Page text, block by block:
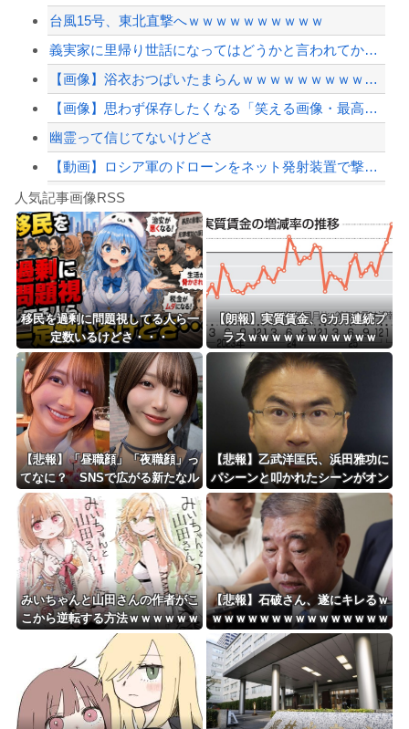
【配信者】「金バエ」のSNS更新が1週間途絶え、様々な憶測が飛び交う。1週間ぶり...
【緊急速報】NYで警官が黒人男性の首を絞め、暴動第二波不可避へ
Powered by livedoor 相互RSS
台風15号、東北直撃へｗｗｗｗｗｗｗｗｗｗ
義実家に里帰り世話になってはどうかと言われてかなり悩んでいる
【画像】浴衣おつぱいたまらんｗｗｗｗｗｗｗｗｗｗｗ
【画像】思わず保存したくなる「笑える画像・最高な画像」貼っていけｗｗｗｗｗ
幽霊って信じてないけどさ
【動画】ロシア軍のドローンをネット発射装置で撃墜するウクライナ。
実況「金メダルをとった萩野には俺さんへの挑戦権を手にしました！」俺「ほう君が萩野...
8/4のニュース
日本旅行キャンセルすべきか…1万年ぶり史上最大級の火山の兆し＝韓国の反応
更新中止のお知らせ
海外「おめでとうタキ！」リヴァプール南野がバースデーゴール！！
Powered by livedoor 相互RSS
人気記事画像RSS
移民を過剰に問題視してる人ら一
定数いるけどさ・・・
【朗報】実質賃金、6カ月連続プ
ラスｗｗｗｗｗｗｗｗｗｗｗ
【悲報】「昼職顔」「夜職顔」っ
てなに？ SNSで広がる新たなル
ッキズム論争ｗｗｗｗｗｗｗ
【悲報】乙武洋匡氏、浜田雅功に
パシーンと叩かれたシーンがオン
エアされず「障害者相手だと放送
されなくなる。俺、逆差別だと思
って」
みいちゃんと山田さんの作者がこ
こから逆転する方法ｗｗｗｗｗｗ
ｗｗｗｗｗｗｗｗ
【悲報】石破さん、遂にキレるｗ
ｗｗｗｗｗｗｗｗｗｗｗｗｗｗｗ
ｗｗ